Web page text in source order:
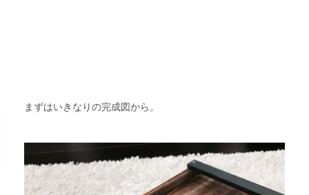
まずはいきなりの完成図から。